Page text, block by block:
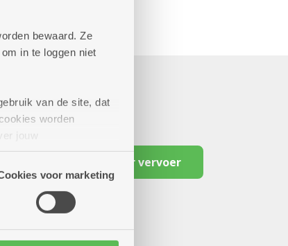
bewaard. Ze
in te loggen niet
van de site, dat
worden
jouw
kunnen deze gegevens
voor marketing
Reserveer vervoer